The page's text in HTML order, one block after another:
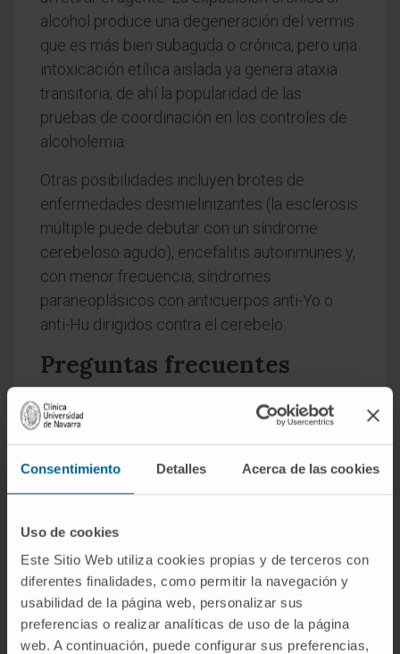
Consentimiento Detalles Acerca de las cookies
Uso de cookies
Este Sitio Web utiliza cookies propias y de terceros con
diferentes finalidades, como permitir la navegación y
usabilidad de la página web, personalizar sus
preferencias o realizar analíticas de uso de la página
web. A continuación, puede configurar sus preferencias,
alcohol produce una degeneración del vermis
que es más bien subaguda o crónica, pero una
intoxicación etílica aislada ya genera ataxia
transitoria; de ahí la popularidad de las
pruebas de coordinación en los controles de
alcoholemia.
Otras posibilidades incluyen brotes de
enfermedades desmielinizantes (la esclerosis
múltiple puede debutar con un síndrome
cerebeloso agudo), encefalitis autoinmunes y,
con menor frecuencia, síndromes
paraneoplásicos con anticuerpos anti-Yo o
anti-Hu dirigidos contra el cerebelo.
Preguntas frecuentes
¿Qué significa «aguda» en el
contexto de la ataxia?
Que la incoordinación motora aparece en un
que vaya a dejar secuelas permanentes,
aunque sí exige una valoración neurológica
urgente para descartar causas que requieran
intervención inmediata, como un ictus
cerebeloso.